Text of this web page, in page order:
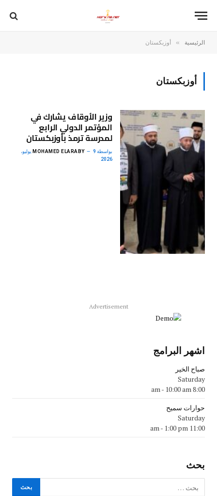
الرئيسية » أوزبكستان
أوزبكستان
وزير الأوقاف يشارك في
المؤتمر الدولي الرابع
لمدرسة ترمذ بأوزبكستان
بواسطة MOHAMED ELARABY 9 يوليو،
2026
Advertisement
اشهر البرامج
صباح الخير
Saturday
8:00 am
- 10:00 am
حوارات سميح
Saturday
11:00 am
- 1:00 pm
بحث